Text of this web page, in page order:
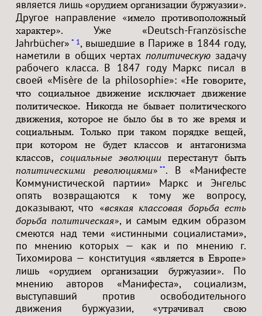
является лишь «орудием организации буржуазии».
Другое направление «имело противоположный
характер». Уже «Deutsch-Französische
Jahrbücher» * 1, вышедшие в Париже в 1844 году,
наметили в общих чертахполитическую задачу
рабочего класса. В 1847 году Маркс писал в
своей «Misère de la philosophie»: «Не говорите,
что социальное движение исключает движение
политическое. Никогда не бывает политического
движения, которое не было бы в то же время и
социальным. Только при таком порядке вещей,
при котором не будет классов и антагонизма
классов, социальные эволюции перестанут быть
политическими революциями» **. В «Манифесте
Коммунистической партии» Маркс и Энгельс
опять возвращаются к тому же вопросу,
доказывают, что «всякая классовая борьба есть
борьба политическая», и самым едким образом
смеются над теми «истинными социалистами»,
по мнению которых — как и по мнению г.
Тихомирова — конституция «является в Европе»
лишь «орудием организации буржуазии». По
мнению авторов «Манифеста», социализм,
выступавший против освободительного
движения буржуазии,
«утрачивал свою